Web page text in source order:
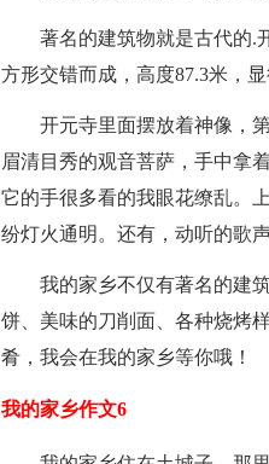
著名的建筑物就是古代的.开
方形交错而成，高度87.3米，
开元寺里面摆放着神像，第
眉清目秀的观音菩萨，手中拿
它的手很多看的我眼花缭乱。
纷灯火通明。还有，动听的歌
我的家乡不仅有著名的建筑
饼、美味的刀削面、各种烧烤
肴，我会在我的家乡等你哦！
我的家乡作文6